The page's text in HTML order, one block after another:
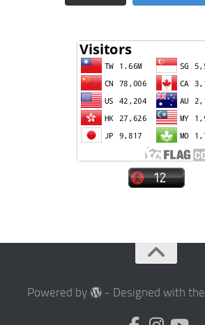
Powered by - Designed with the